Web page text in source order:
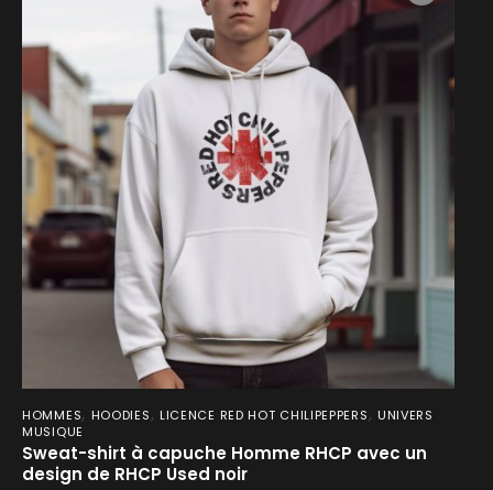
HOMMES, HOODIES, LICENCE RED HOT CHILIPEPPERS, UNIVERS
MUSIQUE
Sweat-shirt à capuche Homme RHCP avec un
design de RHCP Used noir